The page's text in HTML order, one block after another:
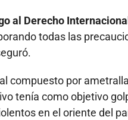
al Derecho
todas las
compuesto por
tenía como objetivo
en el oriente del